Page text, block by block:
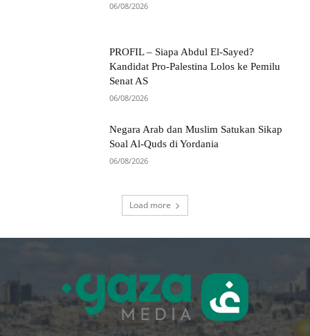
06/08/2026
PROFIL – Siapa Abdul El-Sayed?
Kandidat Pro-Palestina Lolos ke Pemilu
Senat AS
06/08/2026
Negara Arab dan Muslim Satukan Sikap
Soal Al-Quds di Yordania
06/08/2026
Load more